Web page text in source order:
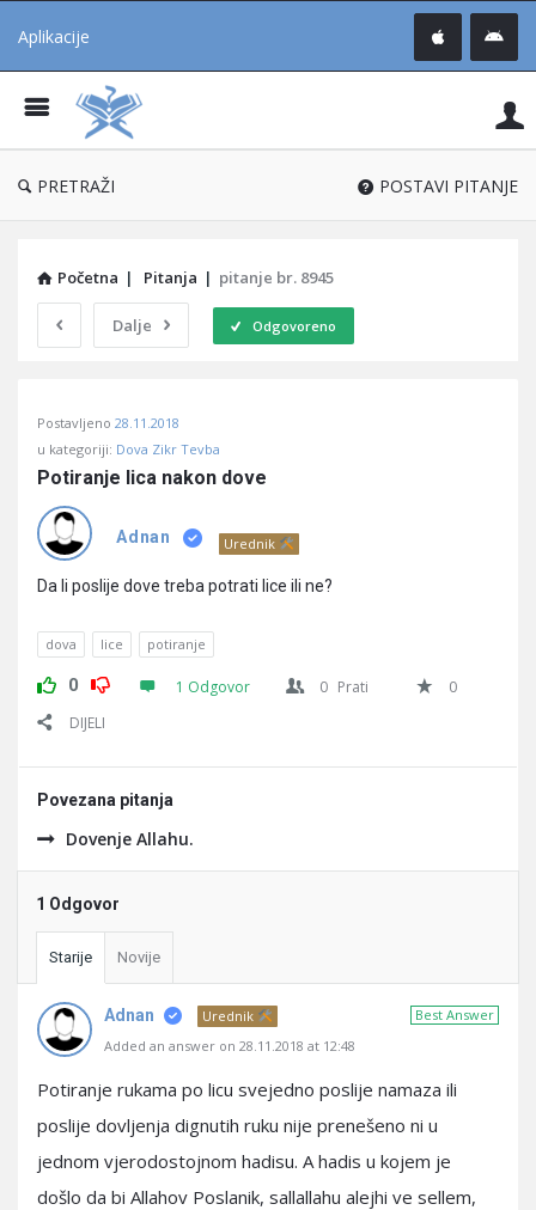
Aplikacije
®
PRETRAŽI POSTAVI PITANJE
Početna | Pitanja | pitanje br. 8945
Dalje Odgovoreno
Učene
Latest
Pitanja
Postavljeno 28.11.2018
u kategoriji: Dova Zikr Tevba
Potiranje lica nakon dove
Adnan Urednik
Da li poslije dove treba potrati lice ili ne?
dova lice potiranje
0 1 Odgovor 0 Prati
0
DIJELI
Povezana pitanja
Dovenje Allahu.
1 Odgovor
Starije Novije
Best Answer
Adnan
Urednik
Added an answer on 28.11.2018 at 12:48
Potiranje rukama po licu svejedno poslije namaza ili
poslije dovljenja dignutih ruku nije prenešeno ni u
jednom vjerodostojnom hadisu. A hadis u kojem je
došlo da bi Allahov Poslanik, sallallahu alejhi ve sellem,